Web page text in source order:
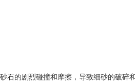
石的剧烈碰撞和摩擦，导致细砂的破碎